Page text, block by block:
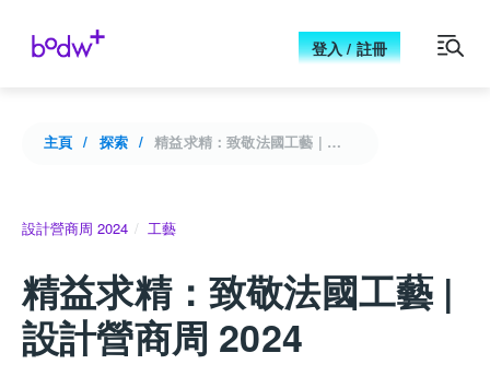
登入 / 註冊
主頁 探索 精益求精：致敬法國工藝 | 設計營商周 2024
設計營商周 2024 工藝
精益求精：致敬法國工藝 |
設計營商周 2024